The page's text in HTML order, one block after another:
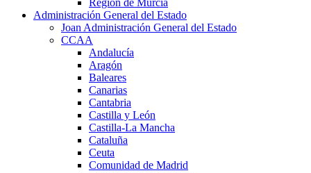
Administración General del Estado
Joan Administración General del Estado
CCAA
Andalucía
Aragón
Baleares
Canarias
Cantabria
Castilla y León
Castilla-La Mancha
Cataluña
Ceuta
Comunidad de Madrid